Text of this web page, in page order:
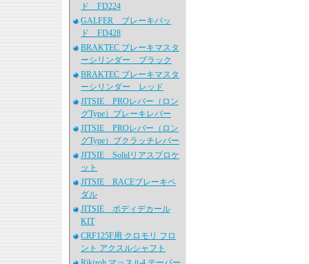
ド FD224
GALFER ブレーキパッ
ド FD428
BRAKTEC ブレーキマスタ
ーシリンダー ブラック
BRAKTEC ブレーキマスタ
ーシリンダー レッド
JITSIE PROレバー（ロン
グType）ブレーキレバー
JITSIE PROレバー（ロン
グType）ブクラッチレバー
JITSIE Solidリアスプロケ
ット
JITSIE RACEブレーキペ
ダル
JITSIE ボディデカール
KIT
CRF125F用 クロモリ フロ
ント アクスルシャフト